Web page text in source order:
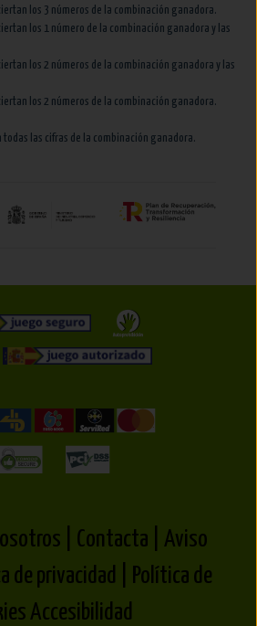
los 3 números de la combinación ganadora.
los 1 número de la combinación ganadora y las
los 2 números de la combinación ganadora y las
los 2 números de la combinación ganadora.
todas las cifras de la combinación ganadora.
| Contacta |
Aviso
de privacidad |
Política de
Accesibilidad